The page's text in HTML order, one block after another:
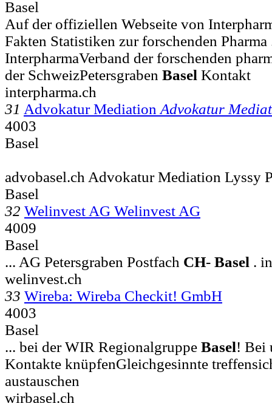
Basel
Auf der offiziellen Webseite von
Fakten Statistiken zur forschenden
InterpharmaVerband der forschenden
der SchweizPetersgraben Basel Kontakt
interpharma.ch
31 Advokatur Mediation Advokatur
4003
Basel
advobasel.ch Advokatur Mediation Lyssy
Basel
32 Welinvest AG Welinvest AG
4009
Basel
... AG Petersgraben Postfach CH- Basel .
welinvest.ch
33 Wireba: Wireba Checkit! GmbH
4003
Basel
... bei der WIR Regionalgruppe Basel! Bei
Kontakte knüpfenGleichgesinnte
austauschen
wirbasel.ch